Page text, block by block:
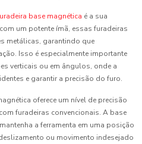
base magnética é a sua
um potente ímã, essas furadeiras
metálicas, garantindo que
Isso é especialmente importante
verticais ou em ângulos, onde a
e garantir a precisão do furo.
oferece um nível de precisão
furadeiras convencionais. A base
a ferramenta em uma posição
ou movimento indesejado